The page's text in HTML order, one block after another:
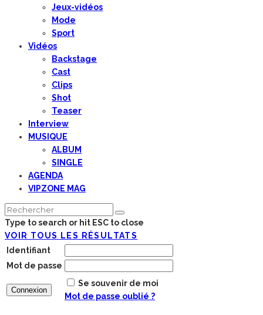
Jeux-vidéos
Mode
Sport
Vidéos
Backstage
Cast
Clips
Shot
Teaser
Interview
MUSIQUE
ALBUM
SINGLE
AGENDA
VIPZONE MAG
Type to search or hit ESC to close
VOIR TOUS LES RÉSULTATS
Identifiant
Mot de passe
Se souvenir de moi
Mot de passe oublié ?